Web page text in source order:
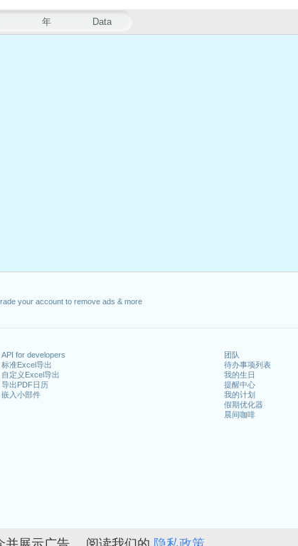
your account to remove ads & more
API for developers
标准Excel导出
自定义Excel导出
导出PDF日历
嵌入小部件
团队
待办事项列表
我的生日
提醒中心
我的计划
假期优化器
晨间咖啡
年 Data